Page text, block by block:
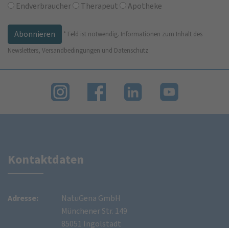
Endverbraucher Therapeut Apotheke
* Feld ist notwendig. Informationen zum Inhalt des
Newsletters, Versandbedingungen und Datenschutz
Kontaktdaten
Adresse:
NatuGena GmbH
Münchener Str. 149
85051 Ingolstadt